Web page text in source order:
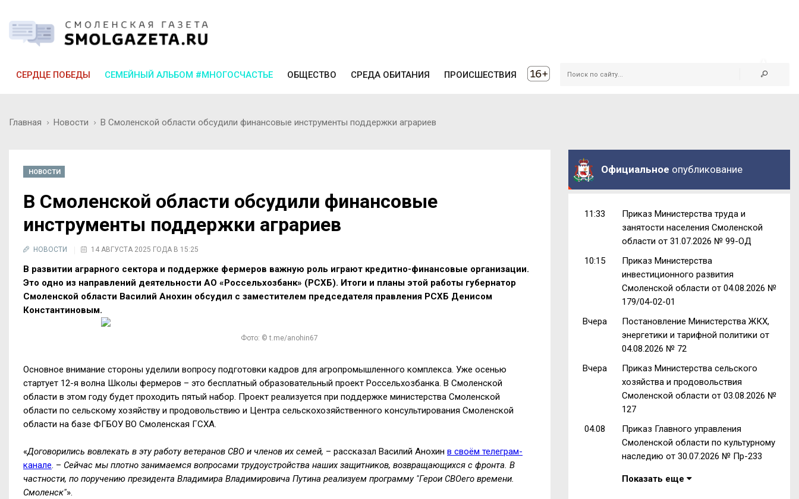
СЕРДЦЕ ПОБЕДЫ СЕМЕЙНЫЙ АЛЬБОМ #МНОГОСЧАСТЬЕ ОБЩЕСТВО СРЕДА ОБИТАНИЯ ПРОИСШЕСТВИЯ
Главная Новости В Смоленской области обсудили финансовые инструменты поддержки аграриев
НОВОСТИ
В Смоленской области обсудили финансовые
инструменты поддержки аграриев
НОВОСТИ 14 АВГУСТА 2025 ГОДА В 15:25
В развитии аграрного сектора и поддержке фермеров важную роль играют кредитно-финансовые организации.
Это одно из направлений деятельности АО «Россельхозбанк» (РСХБ). Итоги и планы этой работы губернатор
Смоленской области Василий Анохин обсудил с заместителем председателя правления РСХБ Денисом
Константиновым.
Фото: © t.me/anohin67
Основное внимание стороны уделили вопросу подготовки кадров для агропромышленного комплекса. Уже осенью
стартует 12-я волна Школы фермеров – это бесплатный образовательный проект Россельхозбанка. В Смоленской
области в этом году будет проходить пятый набор. Проект реализуется при поддержке министерства Смоленской
области по сельскому хозяйству и продовольствию и Центра сельскохозяйственного консультирования Смоленской
области на базе ФГБОУ ВО Смоленская ГСХА.
«Договорились вовлекать в эту работу ветеранов СВО и членов их семей, – рассказал Василий Анохин в своём телеграм-
канале. – Сейчас мы плотно занимаемся вопросами трудоустройства наших защитников, возвращающихся с фронта. В
частности, по поручению президента Владимира Владимировича Путина реализуем программу "Герои СВОего времени.
Смоленск"».
Официальное опубликование
11:33
Приказ Министерства труда и
занятости населения Смоленской
области от 31.07.2026 № 99-ОД
10:15
Приказ Министерства
инвестиционного развития
Смоленской области от 04.08.2026 №
179/04-02-01
Вчера
Постановление Министерства ЖКХ,
энергетики и тарифной политики от
04.08.2026 № 72
Вчера
Приказ Министерства сельского
хозяйства и продовольствия
Смоленской области от 03.08.2026 №
127
04.08
Приказ Главного управления
Смоленской области по культурному
наследию от 30.07.2026 № Пр-233
Показать еще